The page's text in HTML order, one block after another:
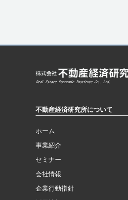
不動産経済研究所について
ホーム
事業紹介
セミナー
会社情報
企業行動指針